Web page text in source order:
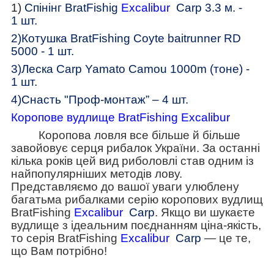
1) Спінінг BratFishig Excalibur Carp 3.3 м. -
1 шт.
2)Котушка BratFishing Coyte baitrunner RD
5000 - 1 шт.
3)Леска Carp Yamato Camou 1000m (тоне) -
1 шт.
4)Снасть "Проф-монтаж” – 4 шт.
Коропове вудлище BratFishing Excalibur
Коропова ловля все більше й більше
завойовує серця рибалок України. За останні
кілька років цей вид риболовлі став одним із
найпопулярніших методів лову.
Представляємо до вашої уваги улюблену
багатьма рибалками серію коропових вудлищ
BratFishing Excalibur Carp. Якщо ви шукаєте
вудлище з ідеальним поєднанням ціна-якість,
то серія BratFishing Excalibur Carp — це те,
що Вам потрібно!